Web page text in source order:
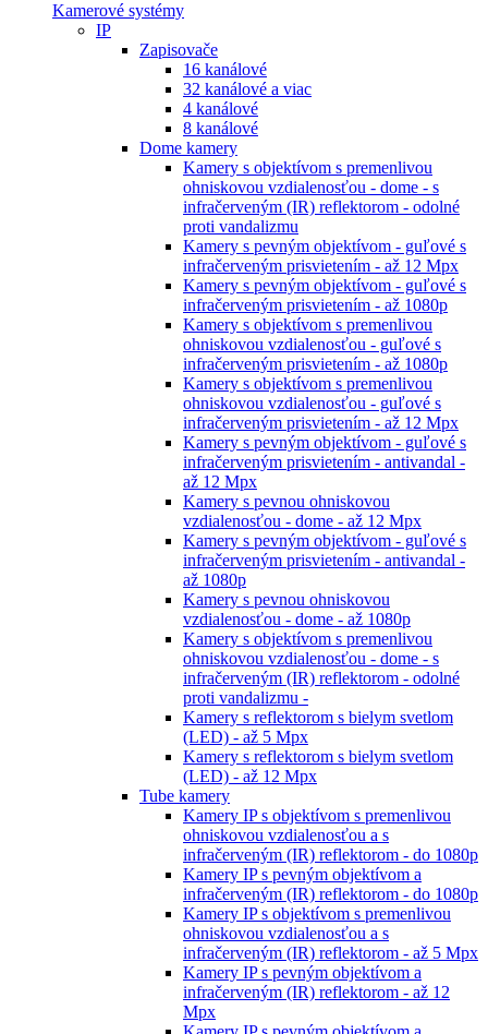
Kamerové systémy
IP
Zapisovače
16 kanálové
32 kanálové a viac
4 kanálové
8 kanálové
Dome kamery
Kamery s objektívom s premenlivou
ohniskovou vzdialenosťou - dome - s
infračerveným (IR) reflektorom - odolné
proti vandalizmu
Kamery s pevným objektívom - guľové s
infračerveným prisvietením - až 12 Mpx
Kamery s pevným objektívom - guľové s
infračerveným prisvietením - až 1080p
Kamery s objektívom s premenlivou
ohniskovou vzdialenosťou - guľové s
infračerveným prisvietením - až 1080p
Kamery s objektívom s premenlivou
ohniskovou vzdialenosťou - guľové s
infračerveným prisvietením - až 12 Mpx
Kamery s pevným objektívom - guľové s
infračerveným prisvietením - antivandal -
až 12 Mpx
Kamery s pevnou ohniskovou
vzdialenosťou - dome - až 12 Mpx
Kamery s pevným objektívom - guľové s
infračerveným prisvietením - antivandal -
až 1080p
Kamery s pevnou ohniskovou
vzdialenosťou - dome - až 1080p
Kamery s objektívom s premenlivou
ohniskovou vzdialenosťou - dome - s
infračerveným (IR) reflektorom - odolné
proti vandalizmu -
Kamery s reflektorom s bielym svetlom
(LED) - až 5 Mpx
Kamery s reflektorom s bielym svetlom
(LED) - až 12 Mpx
Tube kamery
Kamery IP s objektívom s premenlivou
ohniskovou vzdialenosťou a s
infračerveným (IR) reflektorom - do 1080p
Kamery IP s pevným objektívom a
infračerveným (IR) reflektorom - do 1080p
Kamery IP s objektívom s premenlivou
ohniskovou vzdialenosťou a s
infračerveným (IR) reflektorom - až 5 Mpx
Kamery IP s pevným objektívom a
infračerveným (IR) reflektorom - až 12
Mpx